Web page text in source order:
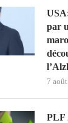
par
7
PLF